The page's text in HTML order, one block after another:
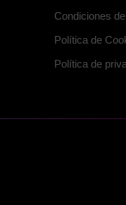
Condiciones
Política de
Política de